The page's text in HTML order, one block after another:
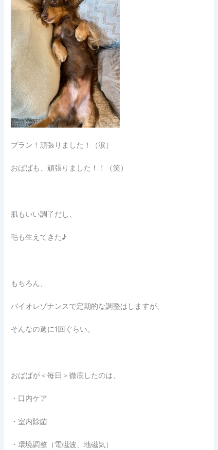
ブラン！頑張りました！（涙）
おばばも、頑張りました！！（笑）
肌もいい調子だし、
毛も生えてきた♪
もちろん、
バイオレゾナンスで定期的な調整はしますが、
そんなの週に1回ぐらい。
おばばが＜毎日＞徹底したのは、
・口内ケア
・室内除菌
・環境調整（電磁波、地磁気）